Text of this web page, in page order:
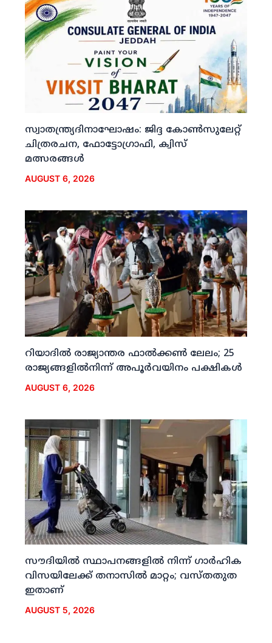
സ്വാതന്ത്ര്യദിനാഘോഷം: ജിദ്ദ കോണ്‍സുലേറ്റ്
ചിത്രരചന, ഫോട്ടോഗ്രാഫി, ക്വിസ്
മത്സരങ്ങള്‍
AUGUST 6, 2026
റിയാദില്‍ രാജ്യാന്തര ഫാല്‍ക്കണ്‍ ലേലം; 25
രാജ്യങ്ങളില്‍നിന്ന് അപൂര്‍വയിനം പക്ഷികള്‍
AUGUST 6, 2026
സൗദിയില്‍ സ്ഥാപനങ്ങളില്‍ നിന്ന് ഗാര്‍ഹിക
വിസയിലേക്ക് തനാസില്‍ മാറ്റം; വസ്തതുത
ഇതാണ്
AUGUST 5, 2026